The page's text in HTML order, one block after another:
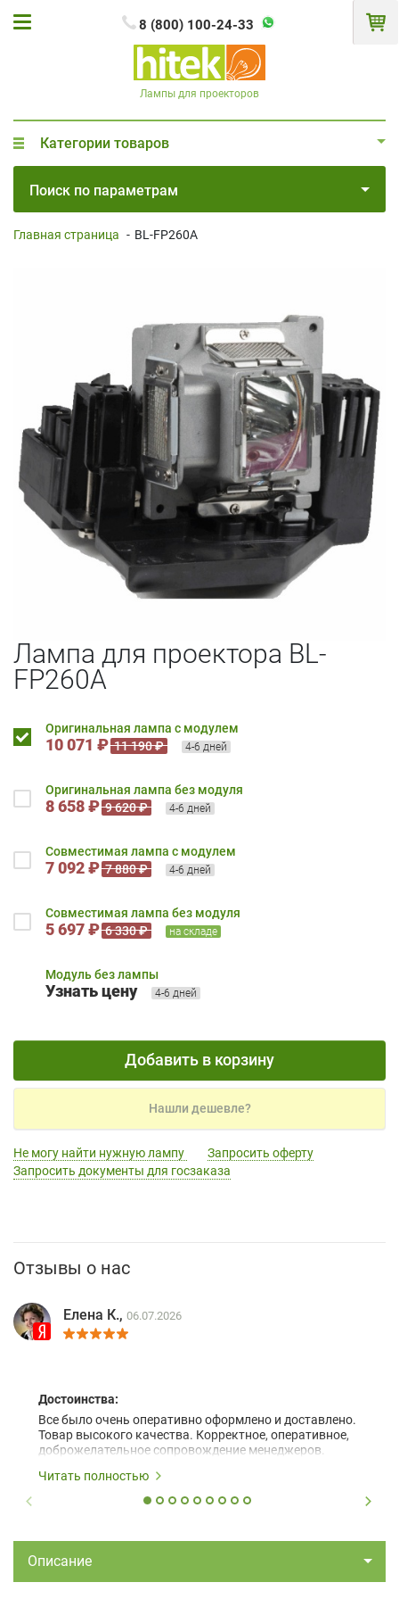
8 (800) 100-24-33
Лампы для проекторов
Категории товаров
Поиск по параметрам
Главная страница - BL-FP260A
Лампа для проектора BL-
FP260A
Оригинальная лампа с модулем
10 071 ₽ 11 190 ₽ 4-6 дней
Оригинальная лампа без модуля
8 658 ₽ 9 620 ₽ 4-6 дней
Совместимая лампа с модулем
7 092 ₽ 7 880 ₽ 4-6 дней
Совместимая лампа без модуля
5 697 ₽ 6 330 ₽ на складе
Модуль без лампы
Узнать цену 4-6 дней
Добавить в корзину
Нашли дешевле?
Не могу найти нужную лампу
Запросить оферту
Запросить документы для госзаказа
Отзывы о нас
Елена К., 06.07.2026
Достоинства:
Все было очень оперативно оформлено и доставлено.
Товар высокого качества. Корректное, оперативное,
доброжелательное сопровождение менеджеров.
Читать полностью
Описание